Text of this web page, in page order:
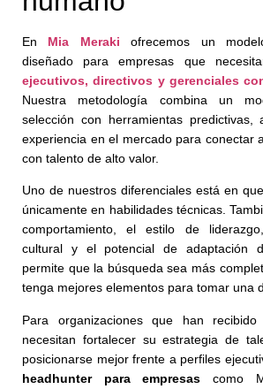
En Mia Meraki ofrecemos un
diseñado para empresas que
ejecutivos, directivos y gerenciales
Nuestra metodología combina un
selección con herramientas
experiencia en el mercado para conectar
con talento de alto valor.
Uno de nuestros diferenciales está en
únicamente en habilidades técnicas.
comportamiento, el estilo de
cultural y el potencial de adaptación
permite que la búsqueda sea más
tenga mejores elementos para tomar una
Para organizaciones que han
necesitan fortalecer su estrategia de
posicionarse mejor frente a perfiles
headhunter para empresas como